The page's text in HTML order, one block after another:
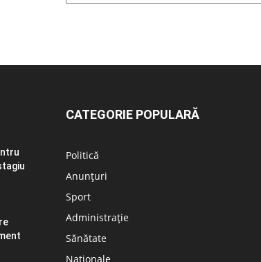
CATEGORIE POPULARĂ
Politică
Anunțuri
Sport
Administrație
Sănătate
Naționale